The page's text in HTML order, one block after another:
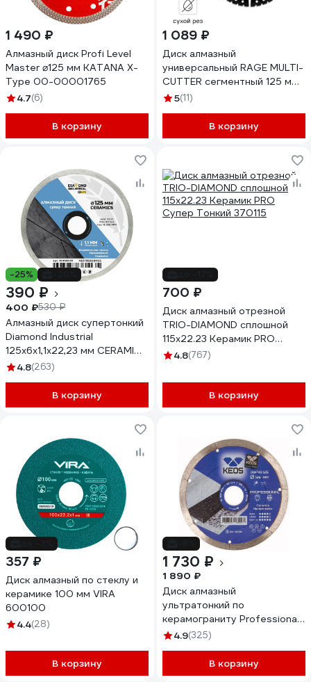
1 490 ₽
Алмазный диск Profi Level
Master ⌀125 мм KATANA X-
Type 00-00001765
4.7(6)
В корзину
1 089 ₽
Диск алмазный
универсальный RAGE MULTI-
CUTTER сегментный 125 мм
607126
5(11)
В корзину
-25%
390 ₽
400 ₽530 ₽
Алмазный диск супертонкий
Diamond Industrial
125x6х1,1x22,23 мм CERAMICS
DILITE DID125CER
4.8(263)
В корзину
700 ₽
Диск алмазный отрезной
TRIO-DIAMOND сплошной
115x22.23 Керамик PRO
Супер Тонкий 370115
4.8(767)
В корзину
357 ₽
Диск алмазный по стеклу и
керамике 100 мм VIRA
600100
4.4(28)
В корзину
1 730 ₽
1 890 ₽
Диск алмазный
ультратонкий по
керамограниту Professional
Ultra (125х1х22.23 мм) KEOS
4.9(325)
В корзину